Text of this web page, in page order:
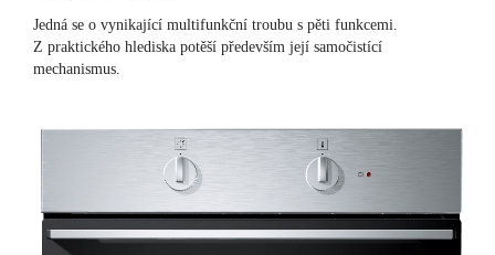
Jedná se o vynikající multifunkční troubu s pěti funkcemi.
Z praktického hlediska potěší především její samočistící
mechanismus.